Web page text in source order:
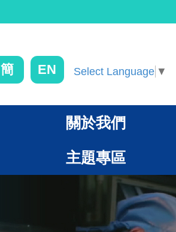
簡 EN Select Language ▼
關於我們
主題專區